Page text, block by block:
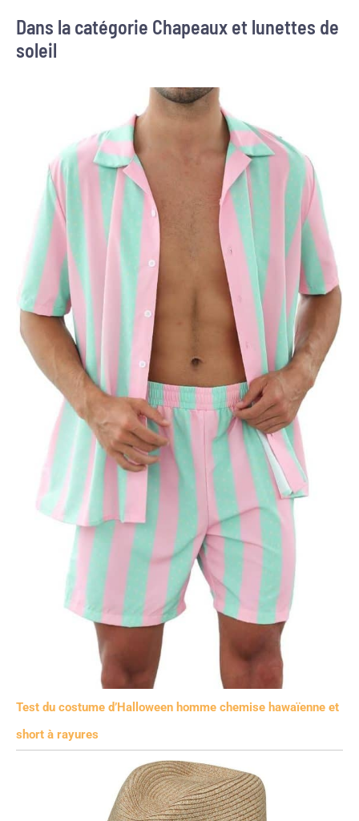
Dans la catégorie Chapeaux et lunettes de
soleil
Test du costume d’Halloween homme chemise hawaïenne et
short à rayures